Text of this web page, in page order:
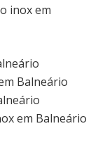
inox em
Balneário
em Balneário